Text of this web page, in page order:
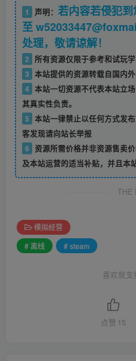
1 声明： 若内容若侵犯
至
处理，敬请谅解！
2
所有资源仅限于参考和试玩
3 本站提供的资源转载自国内
4 本站一切资源不代表本站立
其真实性负责。
5 本站一律禁止以任何方式发
客发现请向站长举报
6
资源所需价格并非资源售卖
及本站运营的适当补贴，并且本
THE
模拟经营
# 离线
# steam
喜欢就支
点赞 15